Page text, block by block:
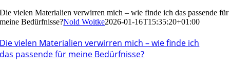
Die vielen Materialien verwirren mich – wie finde ich das passende für
meine Bedürfnisse?Nold Woitke2026-01-16T15:35:20+01:00
Die vielen Materialien verwirren mich – wie finde ich
das passende für meine Bedürfnisse?